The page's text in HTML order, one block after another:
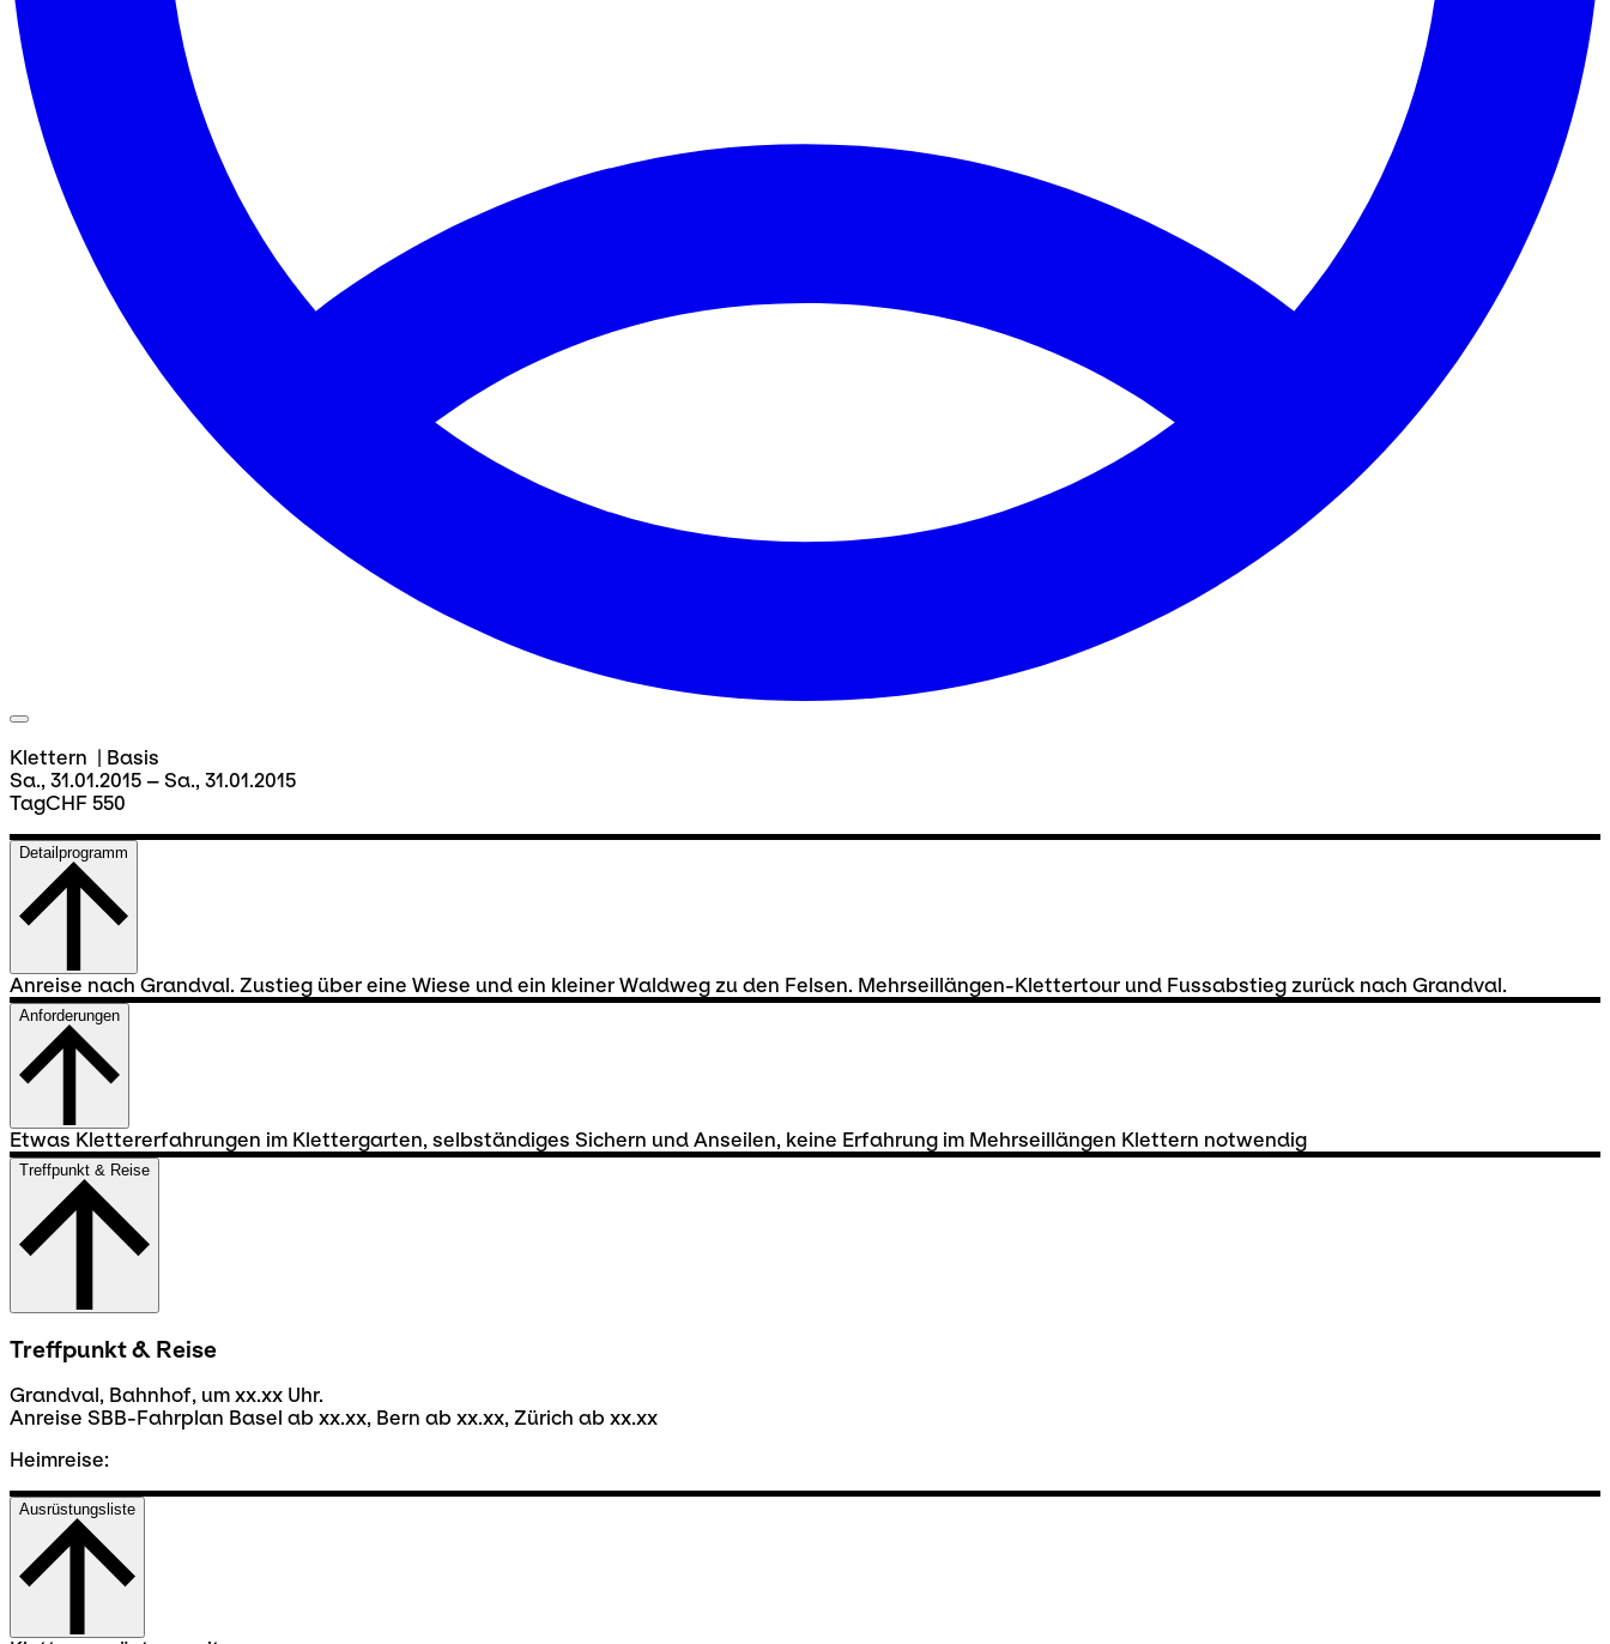
Klettern | Basis
Sa., 31.01.2015 – Sa., 31.01.2015
TagCHF 550
Detailprogramm
Anreise nach Grandval. Zustieg über eine Wiese und ein kleiner Waldweg zu den Felsen. Mehrseillängen-Klettertour und Fussabstieg zurück nach Grandval.
Anforderungen
Etwas Klettererfahrungen im Klettergarten, selbständiges Sichern und Anseilen, keine Erfahrung im Mehrseillängen Klettern notwendig
Treffpunkt & Reise
Treffpunkt & Reise
Grandval, Bahnhof, um xx.xx Uhr.
Anreise SBB-Fahrplan Basel ab xx.xx, Bern ab xx.xx, Zürich ab xx.xx
Heimreise:
Ausrüstungsliste